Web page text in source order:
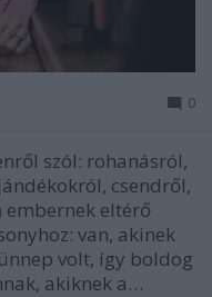
0
szól: rohanásról,
csendről,
eltérő
van, akinek
volt, így boldog
akiknek a…